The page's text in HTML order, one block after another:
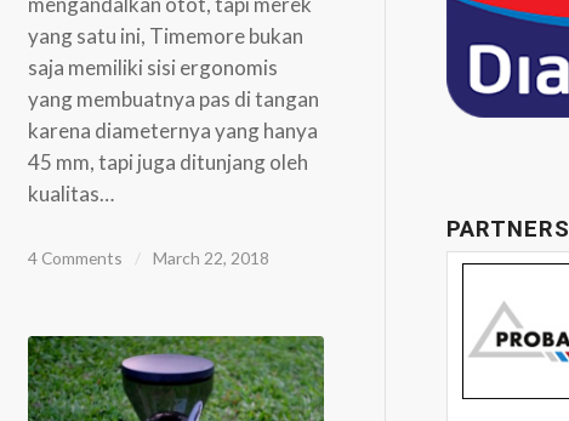
yang satu ini, Timemore bukan
saja memiliki sisi ergonomis
yang membuatnya pas di tangan
karena diameternya yang hanya
45 mm, tapi juga ditunjang oleh
kualitas…
4 Comments / March 22, 2018
PARTNERS